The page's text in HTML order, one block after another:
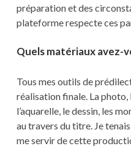
préparation et des
plateforme respecte ces
Quels matériaux avez-
Tous mes outils de
réalisation finale. La
l’aquarelle, le dessin, les
au travers du titre. Je
me servir de cette